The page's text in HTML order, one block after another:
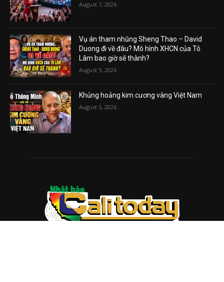
August 7, 2026
Vụ án tham nhũng Sheng Thao – David
Duong đi về đâu? Mô hình XHCN của Tô
Lâm bao giờ sẽ thành?
August 5, 2026
Khủng hoảng kim cương vàng Việt Nam
August 5, 2026